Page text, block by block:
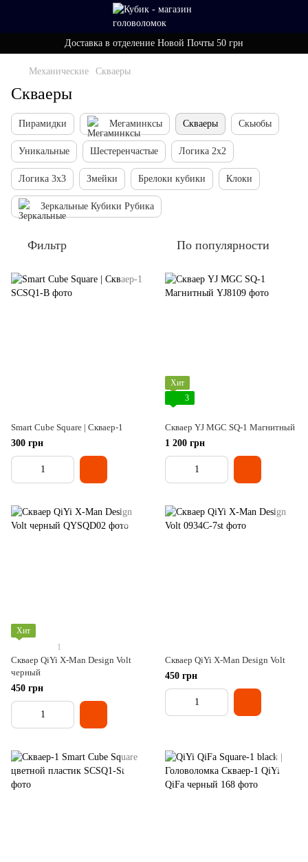
Доставка в отделение Новой Почты 50 грн
Механические Скваеры
Скваеры
Пирамидки Мегаминксы Скваеры Скьюбы
Уникальные Шестеренчастые Логика 2x2
Логика 3x3 Змейки Брелоки кубики Клоки
Зеркальные Кубики Рубика
Фильтр По популярности
Smart Cube Square | Скваер-1
300 грн
Хит
3
Скваер YJ MGC SQ-1 Магнитный
1 200 грн
Хит
1
Скваер QiYi X-Man Design Volt
черный
450 грн
Скваер QiYi X-Man Design Volt
450 грн